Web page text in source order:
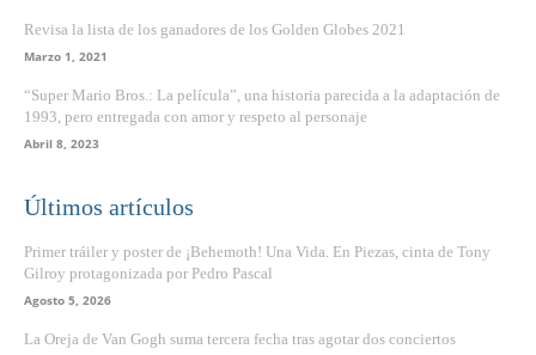
Revisa la lista de los ganadores de los Golden Globes 2021
Marzo 1, 2021
“Super Mario Bros.: La película”, una historia parecida a la adaptación de
1993, pero entregada con amor y respeto al personaje
Abril 8, 2023
Últimos artículos
Primer tráiler y poster de ¡Behemoth! Una Vida. En Piezas, cinta de Tony
Gilroy protagonizada por Pedro Pascal
Agosto 5, 2026
La Oreja de Van Gogh suma tercera fecha tras agotar dos conciertos